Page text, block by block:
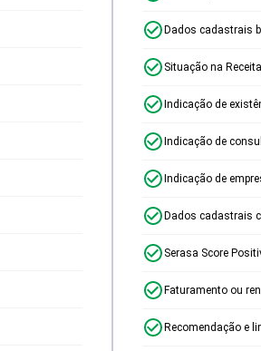
Dados cadastrais
Situação na Receita
Indicação de
Indicação de
Indicação de
Dados cadastrais
Serasa Score
Faturamento ou
Recomendação e